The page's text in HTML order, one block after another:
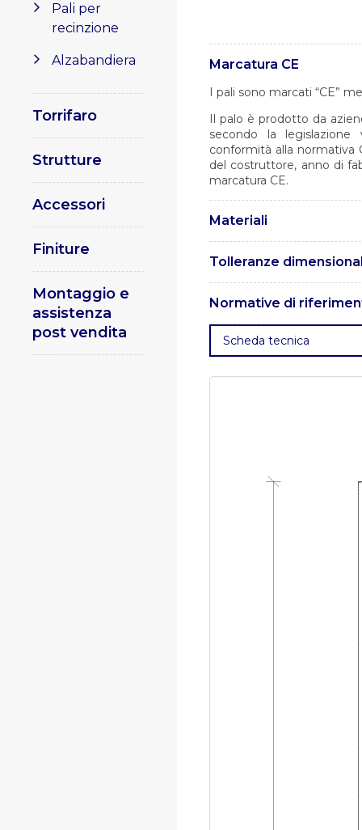
Pali per
recinzione
Alzabandiera
Torrifaro
Strutture
Accessori
Finiture
Montaggio e
assistenza
post vendita
Marcatura CE
I pali sono marcati “CE”
Il palo è prodotto da
secondo la legislazione
conformità alla normativa
del costruttore, anno di
marcatura CE.
Materiali
Tolleranze
Normative di
. UNI EN 1461 –
. UNI EN 10219 –
fine.. UNI EN 15614 –
qualificazione della
Scheda tecnica